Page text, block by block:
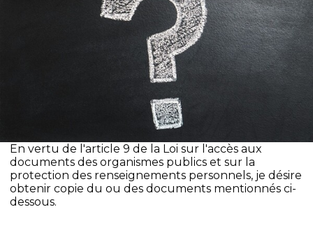
En vertu de l'article 9 de la Loi sur l'accès aux
documents des organismes publics et sur la
protection des renseignements personnels, je désire
obtenir copie du ou des documents mentionnés ci-
dessous.